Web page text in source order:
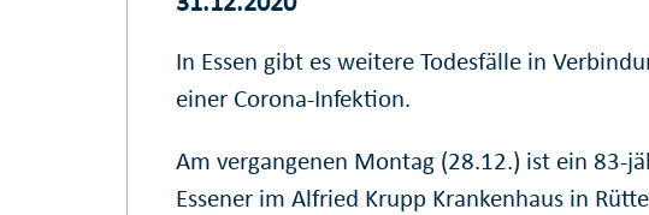
In Essen gibt es weitere Todesfälle in
einer Corona-Infektion.
Am vergangenen Montag (28.12.) ist ein 83-
Essener im Alfried Krupp Krankenhaus in